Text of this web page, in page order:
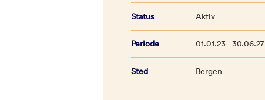
Status Aktiv
Periode 01.01.23 - 30.06.27
Sted Bergen